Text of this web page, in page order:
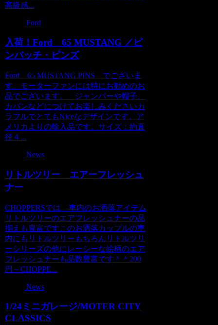
高級感...
Ford
入荷！Ford 65 MUSTANG ／ピ
ンバッチ・ピンズ
Ford 65 MUSTANG PINS でございま
す。モーターファンには特にお勧めのお
品でございます。 ジャンパーや帽子、
カバンなどにつけてお楽しみくださいカ
ラフルでとてもNiceなデザインです。ア
メリカよりの輸入品です。サイズ：約直
径４...
News
リトルツリー エアーフレッシュ
ナー
CHOPPERSでは 車内のお洒落アイテム
リトルツリーのエアフレッシュナーの品
揃えも豊富ですこのお洒落カップルの車
内にもリトルツリーもちろんリトルツリ
ーシリーズの他にレーシーな絵柄のエア
フレッシュナーも品数豊富です＾＾200
円～CHOPPE...
News
1/24ミニガレージ/MOTER CITY
CLASSICS